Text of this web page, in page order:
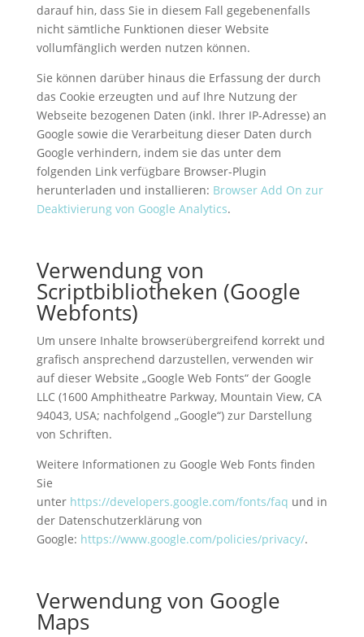
darauf hin, dass Sie in diesem Fall gegebenenfalls
nicht sämtliche Funktionen dieser Website
vollumfänglich werden nutzen können.
Sie können darüber hinaus die Erfassung der durch
das Cookie erzeugten und auf Ihre Nutzung der
Webseite bezogenen Daten (inkl. Ihrer IP-Adresse) an
Google sowie die Verarbeitung dieser Daten durch
Google verhindern, indem sie das unter dem
folgenden Link verfügbare Browser-Plugin
herunterladen und installieren: Browser Add On zur
Deaktivierung von Google Analytics.
Verwendung von
Scriptbibliotheken (Google
Webfonts)
Um unsere Inhalte browserübergreifend korrekt und
grafisch ansprechend darzustellen, verwenden wir
auf dieser Website „Google Web Fonts“ der Google
LLC (1600 Amphitheatre Parkway, Mountain View, CA
94043, USA; nachfolgend „Google“) zur Darstellung
von Schriften.
Weitere Informationen zu Google Web Fonts finden
Sie
unter https://developers.google.com/fonts/faq und in
der Datenschutzerklärung von
Google: https://www.google.com/policies/privacy/.
Verwendung von Google
Maps